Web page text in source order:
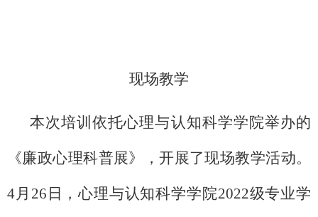
现场教学
本次培训依托心理与认知科学学院举办的
《廉政心理科普展》，开展了现场教学活动。
4月26日，心理与认知科学学院2022级专业学